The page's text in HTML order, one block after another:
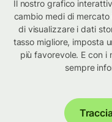
Il nostro grafico
cambio medi di
di visualizzare i dati
tasso migliore, imposta
più favorevole. E con i
sempre